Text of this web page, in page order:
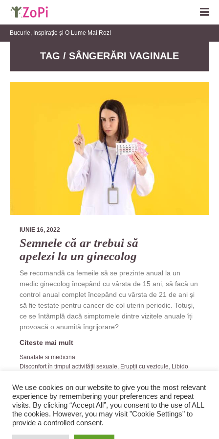
Bucurie, Inspirație și O Lume Mai Roz!
TAG / SÂNGERĂRI VAGINALE
IUNIE 16, 2022
Semnele că ar trebui să
apelezi la un ginecolog
Se recomandă ca femeile să se prezinte anual la un
medic ginecolog începând cu vârsta de 15 ani, să facă un
control anual complet începând cu vârsta de 21 de ani și
să fie testate pentru cancer de col uterin periodic. Totuși,
ce se întâmplă dacă simptomele dintre vizitele anuale îți
provoacă o anumită îngrijorare?...
Citeste mai mult
Sanatate si medicina
Disconfort în timpul activității sexuale, Erupții cu vezicule, Libido
2019 Zopi.ro -Blog de Veselie! All rights reserved.
We use cookies on our website to give you the most relevant
experience by remembering your preferences and repeat
visits. By clicking “Accept All”, you consent to the use of ALL
the cookies. However, you may visit "Cookie Settings" to
provide a controlled consent.